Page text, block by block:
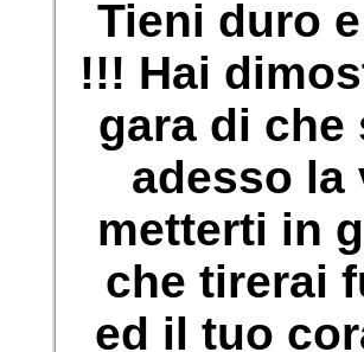
Tieni duro
!!! Hai
gara di che
adesso la
metterti in
che tirerai
ed il tuo